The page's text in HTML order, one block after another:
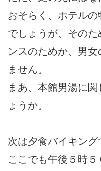
おそらく、ホテル
でしょうが、その
ンスのためか、男女
ません。
まあ、本館男湯に
ょうか。
次は夕食バイキング
ここでも午後５時